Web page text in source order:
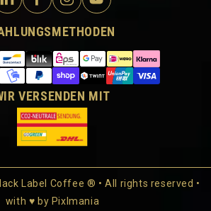
VERSENDEN MIT
Label Coffee ® • All rights reserved •
with ♥ by Pixlmania